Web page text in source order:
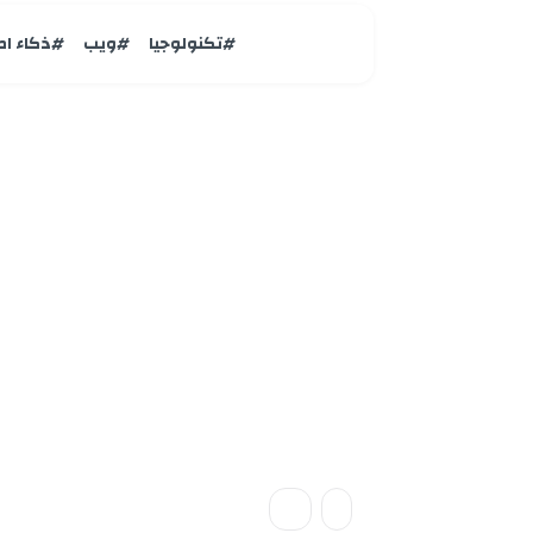
#تكنولوجيا #ويب #ذكاء